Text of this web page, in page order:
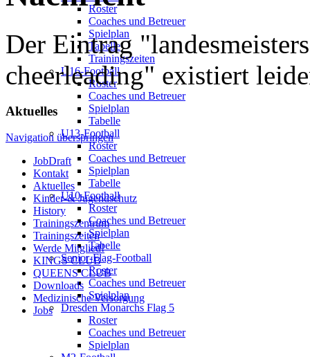
Roster
Coaches und Betreuer
Spielplan
Tabelle
Trainingszeiten
U16-Football
Roster
Coaches und Betreuer
Spielplan
Tabelle
U13-Football
Roster
Coaches und Betreuer
Spielplan
Tabelle
U10-Football
Roster
Coaches und Betreuer
Spielplan
Tabelle
Senior-Flag-Football
Roster
Coaches und Betreuer
Spielplan
Dresden Monarchs Flag 5
Roster
Coaches und Betreuer
Spielplan
Der Eintrag
cheerleading" existiert
Aktuelles
Navigation überspringen
JobDraft
Kontakt
Aktuelles
Kinder-& Jugendschutz
History
Trainingszentrum
Trainingszeiten
Werde Mitglied!
KINGS CLUB
QUEENS CLUB
Downloads
Medizinische Versorgung
Jobs